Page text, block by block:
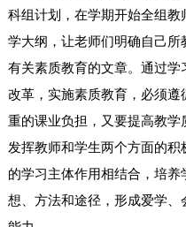
科组计划，在学期开始全组
学大纲，让老师们明确自己
有关素质教育的文章。通过
改革，实施素质教育，必须
重的课业负担，又要提高教
发挥教师和学生两个方面的
的学习主体作用相结合，培
想、方法和途径，形成爱学